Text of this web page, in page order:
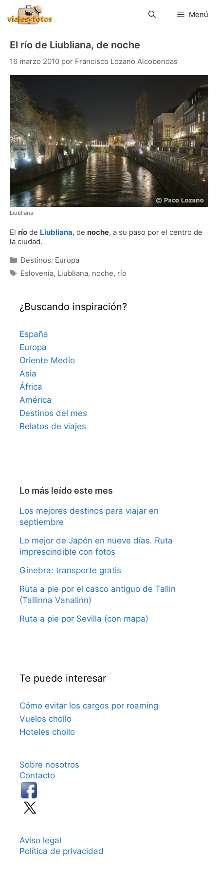
contenido
Menú
El río de Liubliana, de noche
16 marzo 2010 por Francisco Lozano Alcobendas
Liubliana
El río de Liubliana, de noche, a su paso por el centro de
la ciudad.
Categorías
Destinos: Europa
Etiquetas
Eslovenia, Liubliana, noche, río
¿Buscando inspiración?
España
Europa
Oriente Medio
Asia
África
América
Destinos del mes
Relatos de viajes
Lo más leído este mes
Los mejores destinos para viajar en
septiembre
Lo mejor de Japón en nueve días. Ruta
imprescindible con fotos
Ginebra: transporte gratis
Ruta a pie por el casco antiguo de Tallin
(Tallinna Vanalinn)
Ruta a pie por Sevilla (con mapa)
Te puede interesar
Cómo evitar los cargos por roaming
Vuelos chollo
Hoteles chollo
Sobre nosotros
Contacto
Aviso legal
Política de privacidad